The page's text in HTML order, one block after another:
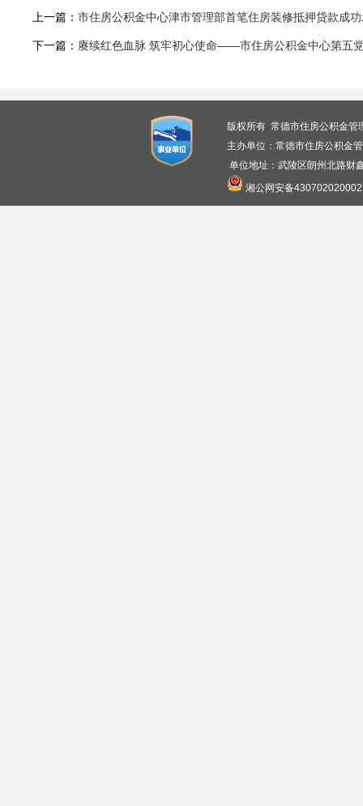
上一篇： 市住房公积金中心津市管理部首笔住房装修抵押贷款成
下一篇： 赓续红色血脉 筑牢初心使命——市住房公积金中心第五
版权所有 常德市住房公积金
主办单位：常德市住房公积金
单位地址：武陵区朗州北路
湘公网安备